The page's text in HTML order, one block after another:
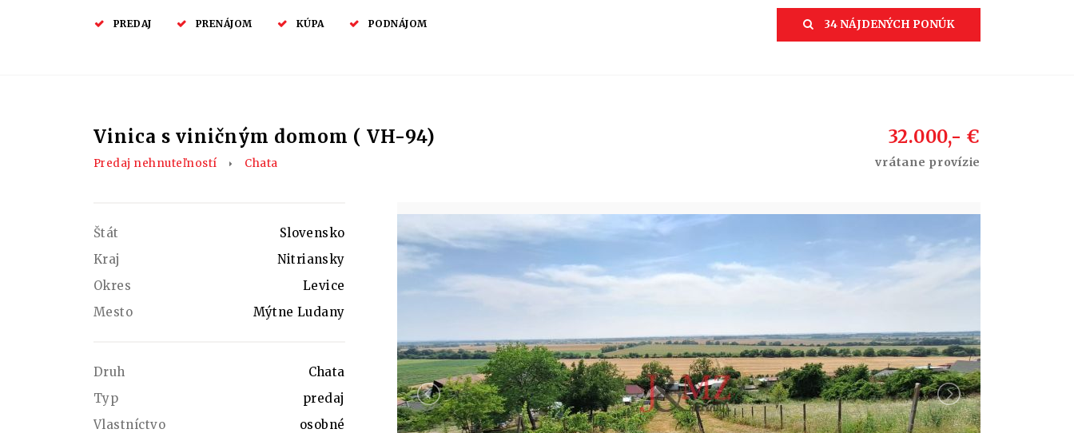
PREDAJ PRENÁJOM KÚPA PODNÁJOM 34 NÁJDENÝCH PONÚK
Vinica s viničným domom ( VH-94) 32.000,- €
vrátane provízie
Predaj nehnuteľností Chata
Štát
Slovensko
Kraj
Nitriansky
Okres
Levice
Mesto
Mýtne Ludany
Druh
Chata
Typ
predaj
Vlastníctvo
osobné